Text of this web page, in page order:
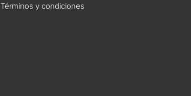
Términos y condiciones